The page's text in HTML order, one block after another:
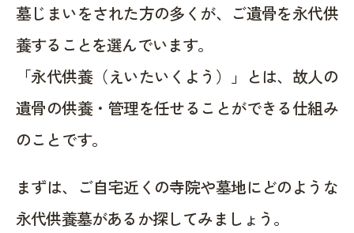
墓じまいをされた方の多くが、ご遺骨を永代供
養することを選んでいます。
「永代供養（えいたいくよう）」とは、故人の
遺骨の供養・管理を任せることができる仕組み
のことです。
まずは、ご自宅近くの寺院や墓地にどのような
永代供養墓があるか探してみましょう。